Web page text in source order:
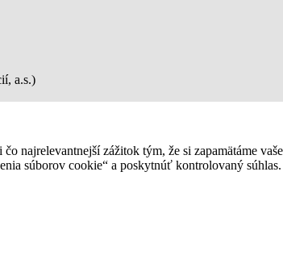
a.s.)
najrelevantnejší zážitok tým, že si zapamätáme
súborov cookie“ a poskytnúť kontrolovaný súhlas.